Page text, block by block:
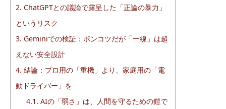
2. ChatGPTとの議論で露呈した「正論の暴力」
というリスク
3. Geminiでの検証：ポンコツだが「一線」は超
えない安全設計
4. 結論：プロ用の「重機」より、家庭用の「電
動ドライバー」を
4.1. AIの「弱さ」は、人間を守るための鎧で